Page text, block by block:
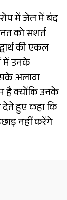
में जेल में बंद
को सशर्त
की एकल
में उनके
अलावा
है क्योंकि उनके
देते हुए कहा कि
नहीं करेंगे